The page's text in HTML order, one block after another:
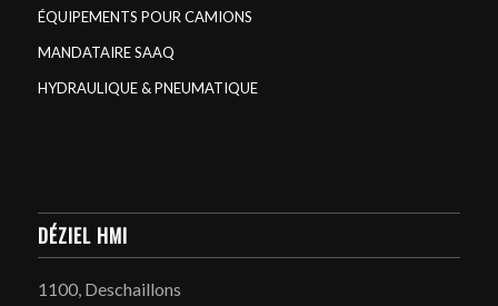
ÉQUIPEMENTS POUR CAMIONS
MANDATAIRE SAAQ
HYDRAULIQUE & PNEUMATIQUE
DÉZIEL HMI
1100, Deschaillons